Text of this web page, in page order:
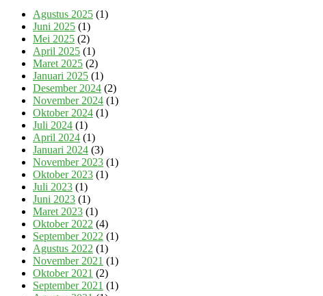
Agustus 2025 (1)
Juni 2025 (1)
Mei 2025 (2)
April 2025 (1)
Maret 2025 (2)
Januari 2025 (1)
Desember 2024 (2)
November 2024 (1)
Oktober 2024 (1)
Juli 2024 (1)
April 2024 (1)
Januari 2024 (3)
November 2023 (1)
Oktober 2023 (1)
Juli 2023 (1)
Juni 2023 (1)
Maret 2023 (1)
Oktober 2022 (4)
September 2022 (1)
Agustus 2022 (1)
November 2021 (1)
Oktober 2021 (2)
September 2021 (1)